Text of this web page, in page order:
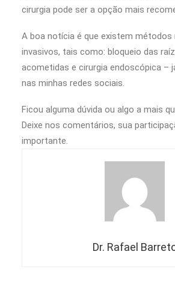
cirurgia pode ser a opção mais
A boa notícia é que existem métodos
invasivos, tais como: bloqueio das
acometidas e cirurgia endoscópica –
nas minhas redes sociais.
Ficou alguma dúvida ou algo a mais
Deixe nos comentários, sua
importante.
Dr. Rafael